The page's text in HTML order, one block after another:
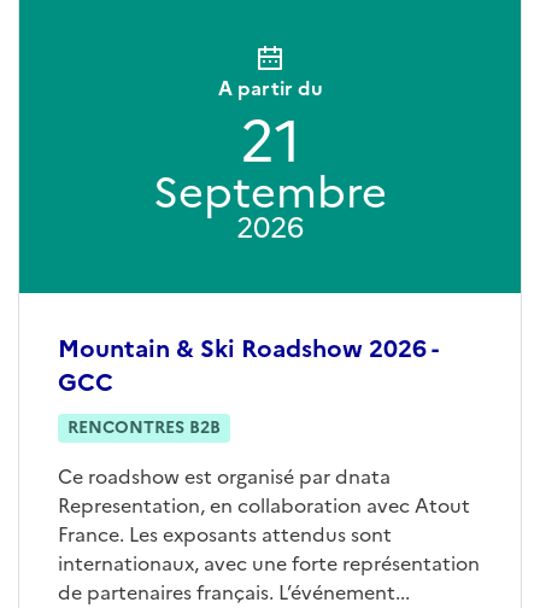
Mountain & Ski Roadshow 2026 -
GCC
RENCONTRES B2B
Ce roadshow est organisé par dnata
Representation, en collaboration avec Atout
France. Les exposants attendus sont
internationaux, avec une forte représentation
de partenaires français. L’événement...
A partir du
21
Septembre
2026